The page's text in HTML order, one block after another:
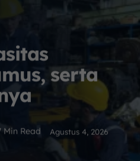
serta
Min Read Agustus 4, 2026